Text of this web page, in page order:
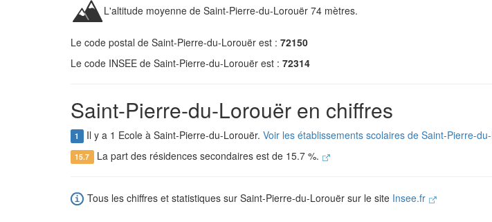
L'altitude moyenne de Saint-Pierre-du-Lorouër 74 mètres.
Le code postal de Saint-Pierre-du-Lorouër est : 72150
Le code INSEE de Saint-Pierre-du-Lorouër est : 72314
Saint-Pierre-du-Lorouër en chiffres
1 Il y a 1 Ecole à Saint-Pierre-du-Lorouër. Voir les établissements scolaires de Saint-Pierre-
15.7 La part des résidences secondaires est de 15.7 %.
Tous les chiffres et statistiques sur Saint-Pierre-du-Lorouër sur le site Insee.fr